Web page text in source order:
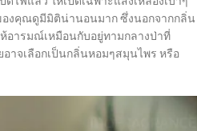
งคุณดูมีมิติน่านอนมาก ซึ่งนอกจากกลิ่น
ห้อารมณ์เหมือนกับอยู่ทามกลางป่าที่
าจเลือกเป็นกลิ่นหอมๆสมุนไพร หรือ